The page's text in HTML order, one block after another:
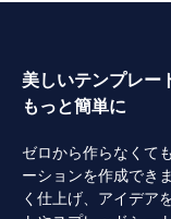
美しいテンプレー
もっと簡単に
ゼロから作らなくて
ーションを作成でき
く仕上げ、アイデア